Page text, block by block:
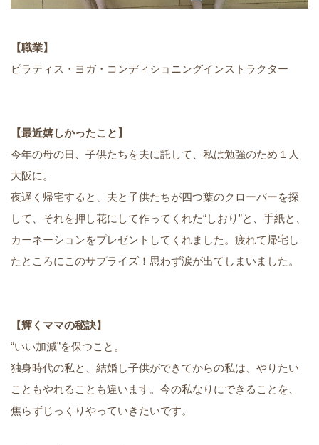
【職業】
ピラティス・ヨガ・コンディショニングインストラクター
【最近嬉しかったこと】
今年の母の日、子供たちを夫に託して、私は勉強のため１人
大阪に。
夜遅く帰宅すると、夫と子供たちが四つ葉のクローバーを探
して、それを押し花にして作ってくれた“しおり”と、手紙と、
カーネーションをプレゼントしてくれました。疲れて帰宅し
たところにこのサプライズ！思わず涙が出てしまいました。
【輝くママの秘訣】
“いい加減”を保つこと。
独身時代の私と、結婚し子供ができてからの私は、やりたい
こともやれることも違います。今の私なりにできることを、
焦らずじっくりやっていきたいです。